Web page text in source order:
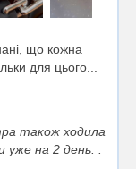
що кожна
для цього...
також ходила
уже на 2 день. .